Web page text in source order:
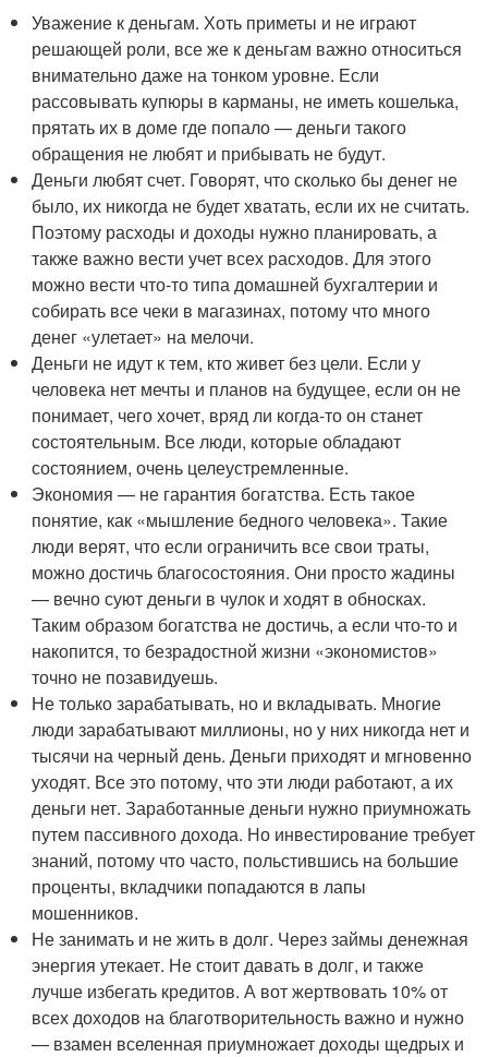
Уважение к деньгам. Хоть приметы и не играют
решающей роли, все же к деньгам важно относиться
внимательно даже на тонком уровне. Если
рассовывать купюры в карманы, не иметь кошелька,
прятать их в доме где попало — деньги такого
обращения не любят и прибывать не будут.
Деньги любят счет. Говорят, что сколько бы денег не
было, их никогда не будет хватать, если их не считать.
Поэтому расходы и доходы нужно планировать, а
также важно вести учет всех расходов. Для этого
можно вести что-то типа домашней бухгалтерии и
собирать все чеки в магазинах, потому что много
денег «улетает» на мелочи.
Деньги не идут к тем, кто живет без цели. Если у
человека нет мечты и планов на будущее, если он не
понимает, чего хочет, вряд ли когда-то он станет
состоятельным. Все люди, которые обладают
состоянием, очень целеустремленные.
Экономия — не гарантия богатства. Есть такое
понятие, как «мышление бедного человека». Такие
люди верят, что если ограничить все свои траты,
можно достичь благосостояния. Они просто жадины
— вечно суют деньги в чулок и ходят в обносках.
Таким образом богатства не достичь, а если что-то и
накопится, то безрадостной жизни «экономистов»
точно не позавидуешь.
Не только зарабатывать, но и вкладывать. Многие
люди зарабатывают миллионы, но у них никогда нет и
тысячи на черный день. Деньги приходят и мгновенно
уходят. Все это потому, что эти люди работают, а их
деньги нет. Заработанные деньги нужно приумножать
путем пассивного дохода. Но инвестирование требует
знаний, потому что часто, польстившись на большие
проценты, вкладчики попадаются в лапы
мошенников.
Не занимать и не жить в долг. Через займы денежная
энергия утекает. Не стоит давать в долг, и также
лучше избегать кредитов. А вот жертвовать 10% от
всех доходов на благотворительность важно и нужно
— взамен вселенная приумножает доходы щедрых и